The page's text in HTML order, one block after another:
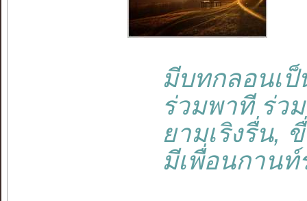
มีบทกลอนเป็
ร่วมพาที ร่วม
ยามเริงรื่น,
มีเพื่อนกานท์